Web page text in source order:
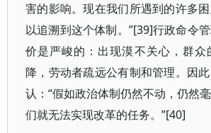
害的影响。现在我们所遇到的许多
以追溯到这个体制。”[39]行政命令
价是严峻的：出现漠不关心，群众
降，劳动者疏远公有制和管理。因
认：“假如政治体制仍然不动，仍然
们就无法实现改革的任务。”[40]